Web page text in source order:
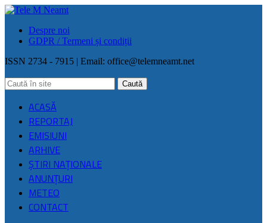
Despre noi
GDPR / Termeni și condiții
ISSN 2734 - 7915 | Email: office@telemneamt.net
ACASĂ
REPORTAJ
EMISIUNI
ARHIVE
ŞTIRI NAŢIONALE
ANUNȚURI
METEO
CONTACT